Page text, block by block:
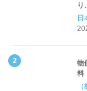
り
定
日
物
料